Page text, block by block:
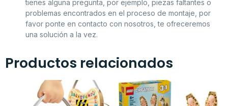
tienes alguna pregunta, por ejemplo, piezas faltantes o
problemas encontrados en el proceso de montaje, por
favor ponte en contacto con nosotros, te ofreceremos
una solución a la vez.
Productos relacionados